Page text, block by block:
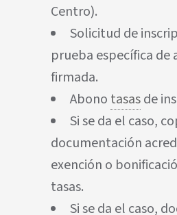
Centro).
Solicitud de
prueba específica de
firmada.
Abono tasasde
Si se da el caso,
documentación
exención o
tasas.
Si se da el caso,